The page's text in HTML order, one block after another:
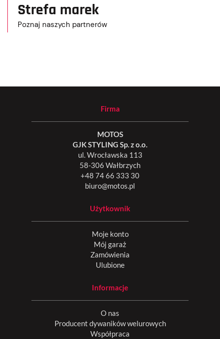
Strefa marek
Poznaj naszych partnerów
Firma
MOTOS
GJK STYLING Sp. z o.o.
ul. Wrocławska 113
58-306 Wałbrzych
+48 74 66 333 30
biuro@motos.pl
Użytkownik
Moje konto
Mój garaż
Zamówienia
Ulubione
Informacje
O nas
Producent dywaników welurowych
Współpraca